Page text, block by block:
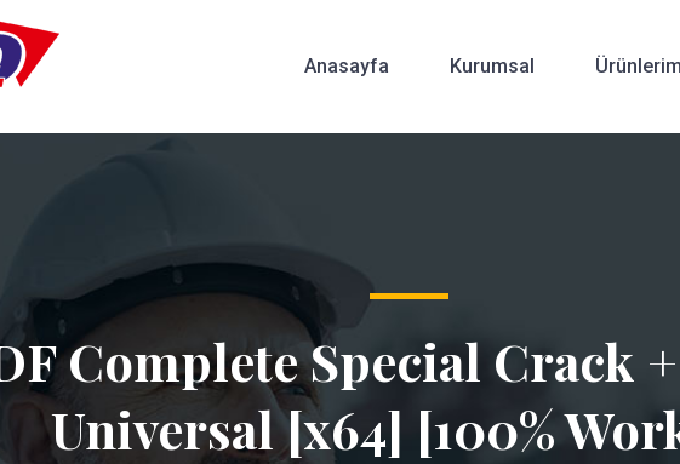
Anasayfa Kurumsal
Complete Special Crack
Universal [x64] [100%